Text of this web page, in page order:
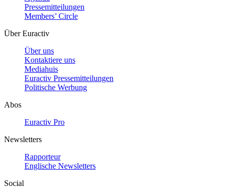
Pressemitteilungen
Members’ Circle
Über Euractiv
Über uns
Kontaktiere uns
Mediahuis
Euractiv Pressemitteilungen
Politische Werbung
Abos
Euractiv Pro
Newsletters
Rapporteur
Englische Newsletters
Social